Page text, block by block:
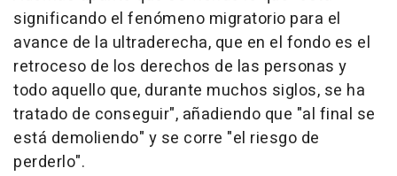
significando el fenómeno migratorio para el
avance de la ultraderecha, que en el fondo es el
retroceso de los derechos de las personas y
todo aquello que, durante muchos siglos, se ha
tratado de conseguir", añadiendo que "al final se
está demoliendo" y se corre "el riesgo de
perderlo".